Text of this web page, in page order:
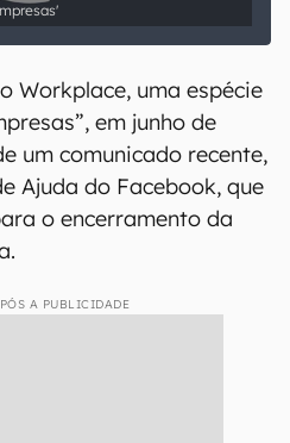
Workplace, uma espécie
em junho de
um comunicado recente,
Ajuda do Facebook, que
o encerramento da
A PUBLICIDADE